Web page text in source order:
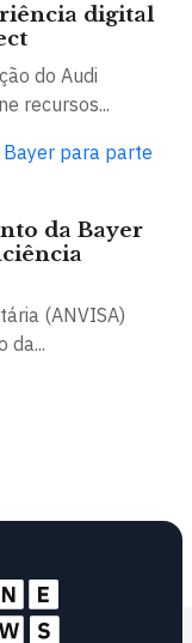
digital
do Audi
recursos...
da Bayer
(ANVISA)
da...